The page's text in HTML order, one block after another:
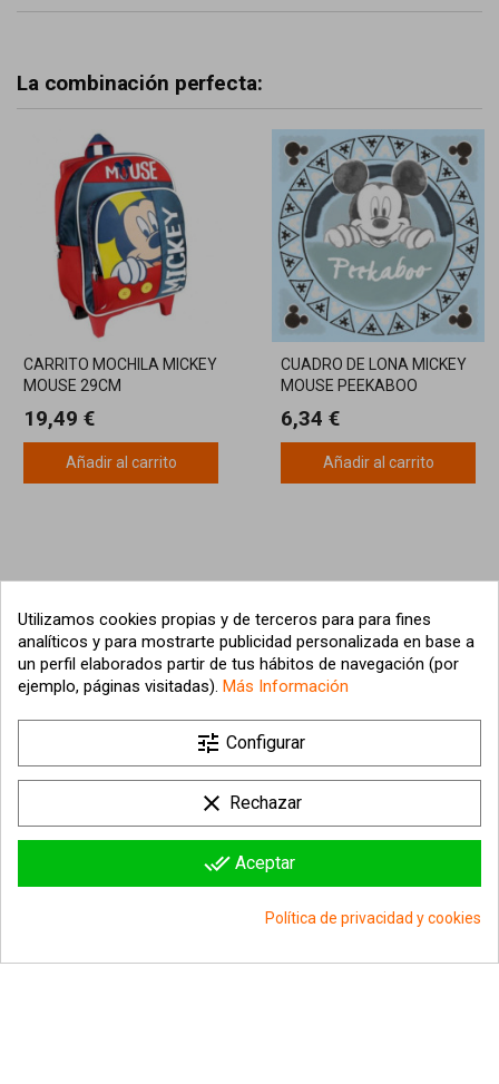
La combinación perfecta:
CARRITO MOCHILA MICKEY
MOUSE 29CM
19,49 €
Añadir al carrito
CUADRO DE LONA MICKEY
MOUSE PEEKABOO
6,34 €
Añadir al carrito
Información sobre la tienda 
Utilizamos cookies propias y de terceros para para fines
analíticos y para mostrarte publicidad personalizada en base a
un perfil elaborados partir de tus hábitos de navegación (por
ejemplo, páginas visitadas). Más Información
tune Configurar
clear Rechazar
done_all Aceptar
Política de privacidad y cookies